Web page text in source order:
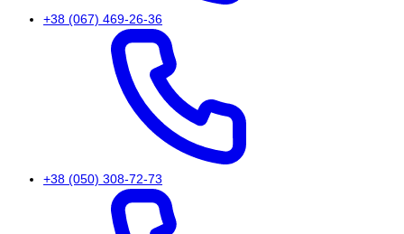
+38 (067) 469-26-36
+38 (050) 308-72-73